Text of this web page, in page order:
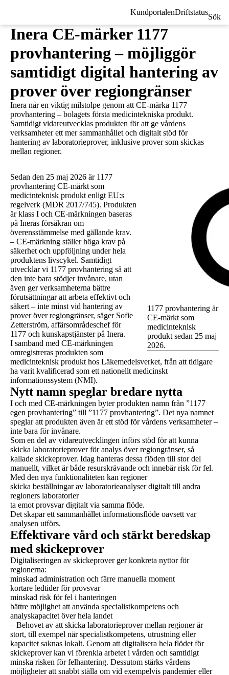
KundportalenDriftstatus
Sök
Inera CE-märker 1177
provhantering – möjliggör
samtidigt digital hantering av
prover över regiongränser
Inera når en viktig milstolpe genom att CE-märka 1177
provhantering – bolagets första medicintekniska produkt.
Samtidigt vidareutvecklas produkten för att ge vårdens
verksamheter ett mer sammanhållet och digitalt stöd för
hantering av laboratorieprover, inklusive prover som skickas
mellan regioner.
1177 provhantering är
CE-märkt som
medicinteknisk
produkt sedan 25 maj
2026.
Sedan den 25 maj 2026 är 1177
provhantering CE-märkt som
medicinteknisk produkt enligt EU:s
regelverk (MDR 2017/745). Produkten
är klass I och CE-märkningen baseras
på Ineras försäkran om
överensstämmelse med gällande krav.
– CE-märkning ställer höga krav på
säkerhet och uppföljning under hela
produktens livscykel. Samtidigt
utvecklar vi 1177 provhantering så att
den inte bara stödjer invånare, utan
även ger verksamheterna bättre
förutsättningar att arbeta effektivt och
säkert – inte minst vid hantering av
prover över regiongränser, säger Sofie
Zetterström, affärsområdeschef för
1177 och kunskapstjänster på Inera.
I samband med CE-märkningen
omregistreras produkten som
medicinteknisk produkt hos Läkemedelsverket, från att tidigare
ha varit kvalificerad som ett nationellt medicinskt
informationssystem (NMI).
Nytt namn speglar bredare nytta
I och med CE-märkningen byter produkten namn från ”1177
egen provhantering” till ”1177 provhantering”. Det nya namnet
speglar att produkten även är ett stöd för vårdens verksamheter –
inte bara för invånare.
Som en del av vidareutvecklingen införs stöd för att kunna
skicka laboratorieprover för analys över regiongränser, så
kallade skickeprover. Idag hanteras dessa flöden till stor del
manuellt, vilket är både resurskrävande och innebär risk för fel.
Med den nya funktionaliteten kan regioner
skicka beställningar av laboratorieanalyser digitalt till andra
regioners laboratorier
ta emot provsvar digitalt via samma flöde.
Det skapar ett sammanhållet informationsflöde oavsett var
analysen utförs.
Effektivare vård och stärkt beredskap
med skickeprover
Digitaliseringen av skickeprover ger konkreta nyttor för
regionerna:
minskad administration och färre manuella moment
kortare ledtider för provsvar
minskad risk för fel i hanteringen
bättre möjlighet att använda specialistkompetens och
analyskapacitet över hela landet
– Behovet av att skicka laboratorieprover mellan regioner är
stort, till exempel när specialistkompetens, utrustning eller
kapacitet saknas lokalt. Genom att digitalisera hela flödet för
skickeprover kan vi förenkla arbetet i vården och samtidigt
minska risken för felhantering. Dessutom stärks vårdens
möjligheter att snabbt ställa om vid exempelvis pandemier eller